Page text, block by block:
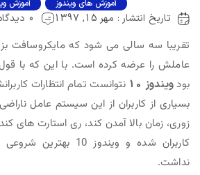
آموزش های ویندوز آموزش
تاریخ انتشار : مهر 15, 1397 0 دیدگاه
تقریبا سه سالی می شود که مایکروسافت
عاملش را عرضه کرده است. با این که با
بودویندوز 10
نتوانست تمام انتظارات
بسیاری از کاربران از این سیستم عامل
زوری، زمان بالا آمدن کند، ری استارت های
کاربران شده و ویندوز
نداشت.